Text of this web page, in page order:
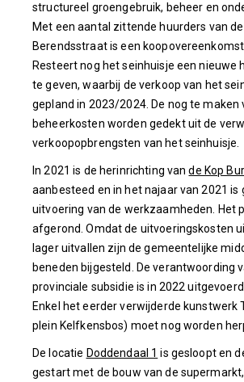
structureel groengebruik, beheer en
Met een aantal zittende huurders van de
Berendsstraat is een
Resteert nog het seinhuisje een nieuwe
te geven, waarbij de verkoop van het
gepland in 2023/2024. De nog te maken
beheerkosten worden gedekt uit de
verkoopopbrengsten van het seinhuisje.
In 2021 is de herinrichting vande Kop
aanbesteed en in het najaar van 2021 is
uitvoering van de werkzaamheden. Het
afgerond. Omdat de uitvoeringskosten
lager uitvallen zijn de gemeentelijke
beneden bijgesteld. De verantwoording
provinciale subsidie is in 2022
Enkel het eerder verwijderde kunstwerk
plein Kelfkensbos) moet nog worden
De locatie Doddendaal 1 is gesloopt en
gestart met de bouw van de